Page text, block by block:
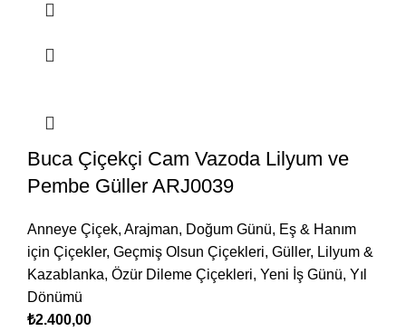
Buca Çiçekçi Cam Vazoda Lilyum ve
Pembe Güller ARJ0039
Anneye Çiçek, Arajman, Doğum Günü, Eş & Hanım
için Çiçekler, Geçmiş Olsun Çiçekleri, Güller, Lilyum &
Kazablanka, Özür Dileme Çiçekleri, Yeni İş Günü, Yıl
Dönümü
₺2.400,00